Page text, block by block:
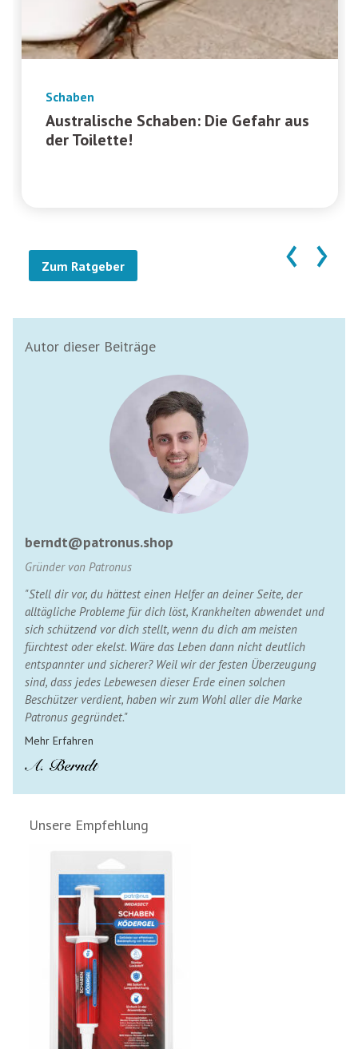
Schaben
Australische Schaben: Die Gefahr aus
der Toilette!
‹ ›
Zum Ratgeber
Autor dieser Beiträge
berndt@patronus.shop
Gründer von Patronus
"Stell dir vor, du hättest einen Helfer an deiner Seite, der
alltägliche Probleme für dich löst, Krankheiten abwendet und
sich schützend vor dich stellt, wenn du dich am meisten
fürchtest oder ekelst. Wäre das Leben dann nicht deutlich
entspannter und sicherer? Weil wir der festen Überzeugung
sind, dass jedes Lebewesen dieser Erde einen solchen
Beschützer verdient, haben wir zum Wohl aller die Marke
Patronus gegründet."
Mehr Erfahren
Unsere Empfehlung